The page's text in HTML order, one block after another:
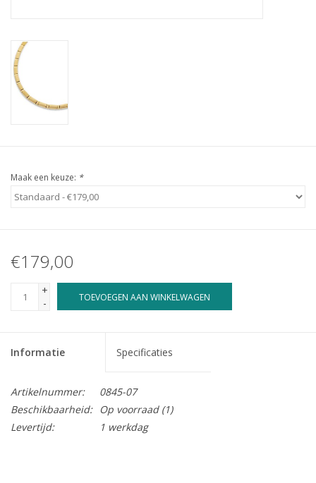
Maak een keuze: *
€179,00
+
-
TOEVOEGEN AAN WINKELWAGEN
Informatie Specificaties
Artikelnummer:
0845-07
Beschikbaarheid:
Op voorraad(1)
Levertijd:
1 werkdag